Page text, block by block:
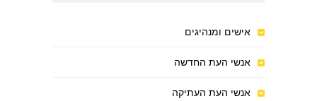
אישים ומנהיגים
אנשי העת החדשה
אנשי העת העתיקה